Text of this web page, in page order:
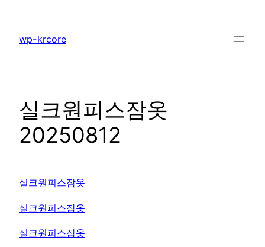
wp-krcore
실크원피스잠옷
20250812
실크원피스잠옷
실크원피스잠옷
실크원피스잠옷